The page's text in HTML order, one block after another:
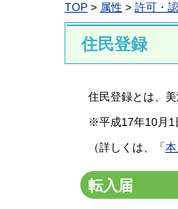
TOP > 属性 > 許可・
住民登録
住民登録とは、
※平成17年10月1
（詳しくは、「
転入届